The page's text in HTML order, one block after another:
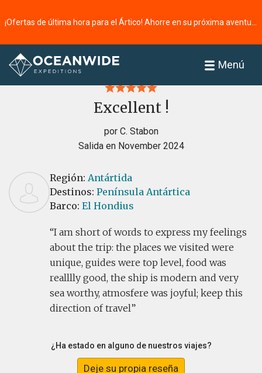
Menú
Página principal
Excellent !
por C. Stabon
Salida en November 2024
Región: Antártida
Destinos: Península Antártica
Barco: El Hondius
I am short of words to express my feelings
about the trip: the places we visited were
unique, guides were top level, food was
realllly good, the ship is modern and very
sea worthy, atmosfere was joyful; keep this
direction of travel
¿Ha estado en alguno de nuestros viajes?
Deje su propia reseña